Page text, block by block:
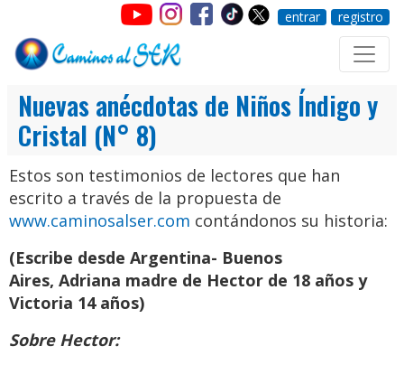
entrar registro
Nuevas anécdotas de Niños Índigo y
Cristal (N° 8)
Estos son testimonios de lectores que han
escrito a través de la propuesta de
www.caminosalser.com contándonos su historia:
(Escribe desde Argentina- Buenos
Aires, Adriana madre de Hector de 18 años y
Victoria 14 años)
Sobre Hector: